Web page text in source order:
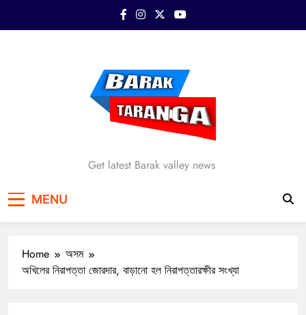
Barak Taranga
Get latest Barak valley news
MENU
Home
অসম
অখিলের নিরাপত্তা জোরদার, বাড়ানো হল নিরাপত্তারক্ষীর সংখ্যা